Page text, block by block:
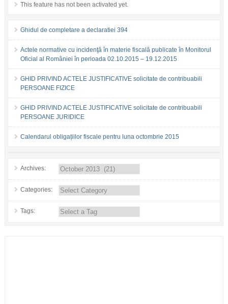
This feature has not been activated yet.
Ghidul de completare a declaratiei 394
Actele normative cu incidenţă în materie fiscală publicate în Monitorul
Oficial al României în perioada 02.10.2015 – 19.12.2015
GHID PRIVIND ACTELE JUSTIFICATIVE solicitate de contribuabili
PERSOANE FIZICE
GHID PRIVIND ACTELE JUSTIFICATIVE solicitate de contribuabili
PERSOANE JURIDICE
Calendarul obligațiilor fiscale pentru luna octombrie 2015
Archives:
Categories:
Tags: